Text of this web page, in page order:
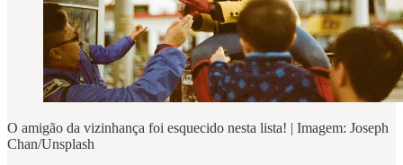
O amigão da vizinhança foi esquecido nesta lista! | Imagem: Joseph
Chan/Unsplash